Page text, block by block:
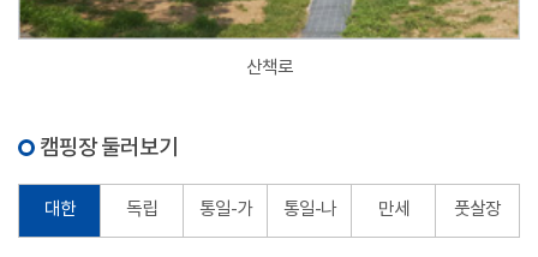
산책로
캠핑장 둘러보기
대한 독립 통일-가 통일-나 만세 풋살장